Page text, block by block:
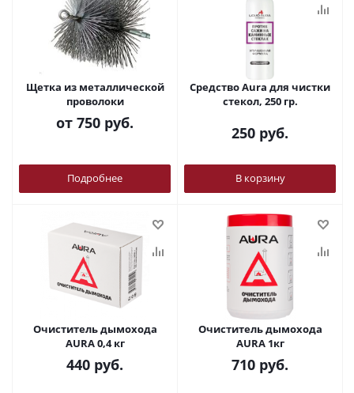
Щетка из металлической
проволоки
от 750 руб.
Подробнее
Средство Aura для чистки
стекол, 250 гр.
250 руб.
В корзину
Очиститель дымохода
AURA 0,4 кг
440 руб.
Очиститель дымохода
AURA 1кг
710 руб.